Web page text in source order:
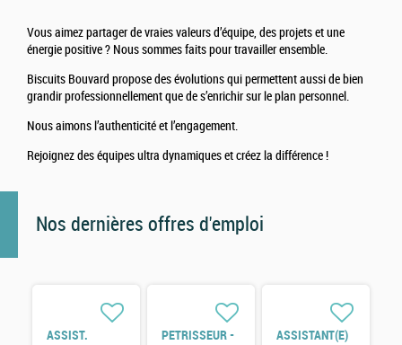
Vous aimez partager de vraies valeurs d’équipe, des projets et une
énergie positive ? Nous sommes faits pour travailler ensemble.
Biscuits Bouvard propose des évolutions qui permettent aussi de bien
grandir professionnellement que de s’enrichir sur le plan personnel.
Nous aimons l’authenticité et l’engagement.
Rejoignez des équipes ultra dynamiques et créez la différence !
Nos dernières offres d'emploi
ASSIST.
PETRISSEUR -
ASSISTANT(E)